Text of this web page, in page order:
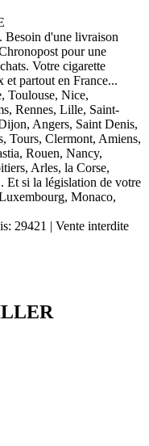
Besoin d'une livraison
pour une
Votre cigarette
et partout en France...
Toulouse, Nice,
Rennes, Lille, Saint-
Angers, Saint Denis,
Tours, Clermont, Amiens,
Rouen, Nancy,
Arles, la Corse,
Et si la législation de votre
Monaco,
29421 | Vente interdite